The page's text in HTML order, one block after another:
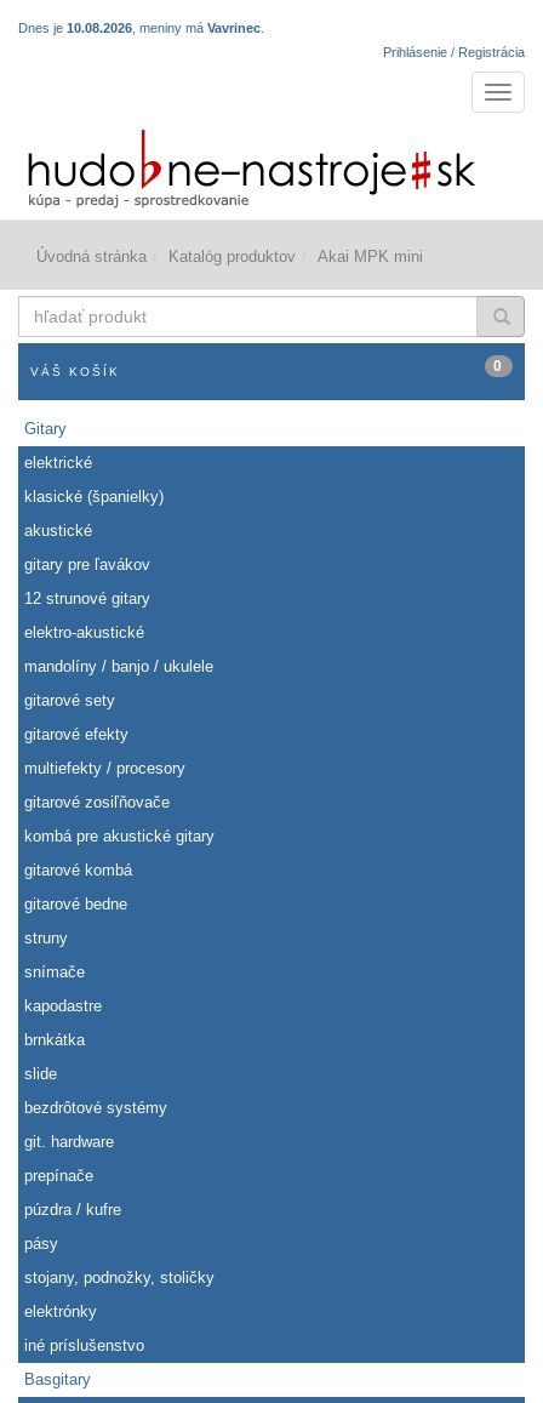
Dnes je 10.08.2026 , meniny má Vavrinec
Prihlásenie / Registrácia
Úvodná stránka Katalóg produktov Akai MPK mini
produkt
VÁŠ KOŠÍK 0
Gitary
elektrické
klasické (španielky)
akustické
gitary pre ľavákov
12 strunové gitary
elektro-akustické
mandolíny / banjo / ukulele
gitarové sety
gitarové efekty
multiefekty / procesory
gitarové zosiľňovače
kombá pre akustické gitary
gitarové kombá
gitarové bedne
struny
snímače
kapodastre
brnkátka
slide
bezdrôtové systémy
git. hardware
prepínače
púzdra / kufre
pásy
stojany, podnožky, stoličky
elektrónky
iné príslušenstvo
Basgitary